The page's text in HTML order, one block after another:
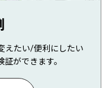
えたい/便利にしたい
ができます。